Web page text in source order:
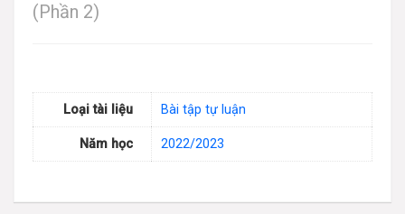
(Phần 2)
Loại tài liệu Bài tập tự luận
Năm học 2022/2023